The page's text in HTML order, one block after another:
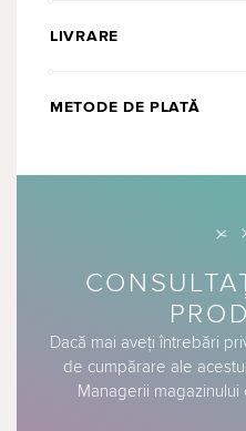
LIVRARE
METODE DE PLATĂ
Dacă mai aveți întrebări
de cumpărare ale
Managerii magazinului